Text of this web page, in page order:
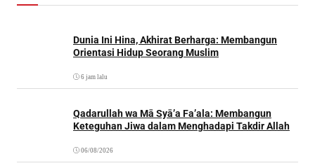
Dunia Ini Hina, Akhirat Berharga: Membangun
Orientasi Hidup Seorang Muslim
6 jam lalu
Qadarullah wa Mā Syā’a Fa’ala: Membangun
Keteguhan Jiwa dalam Menghadapi Takdir Allah
06/08/2026